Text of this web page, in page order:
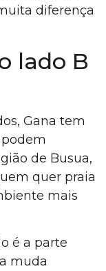
diferença
lado B
Gana tem
de Busua,
quer praia
mais
é a parte
muda